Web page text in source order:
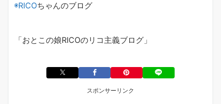
◉RICOちゃんのブログ
「おとこの娘RICOのリコ主義ブログ」
スポンサーリンク